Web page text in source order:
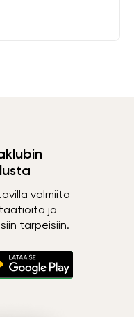
valmiita
ja
tarpeisiin.